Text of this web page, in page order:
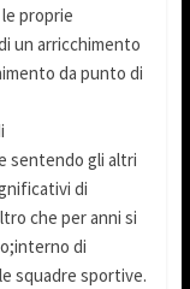
proprie
un arricchimento
da punto di
sentendo gli altri
di
che per anni si
di
squadre sportive.